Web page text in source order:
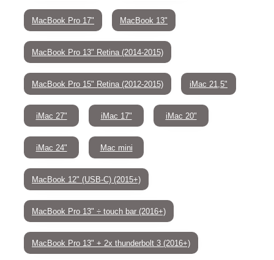
MacBook Pro 17" MacBook 13"
MacBook Pro 13" Retina (2014-2015)
MacBook Pro 15" Retina (2012-2015) iMac 21,5"
iMac 27" iMac 17" iMac 20"
iMac 24" Mac mini
MacBook 12" (USB-C) (2015+)
MacBook Pro 13" ÷ touch bar (2016+)
MacBook Pro 13" + 2x thunderbolt 3 (2016+)